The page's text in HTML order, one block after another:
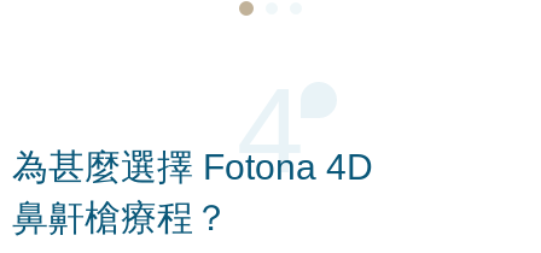
4
為甚麼選擇 Fotona 4D
鼻鼾槍療程？